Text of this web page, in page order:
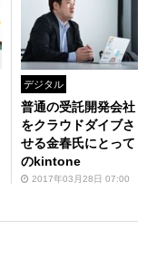
デジタル
普通の受託開発会社
をクラウドダイブさ
せる金春氏にとって
のkintone
2017年03月28日 07:00